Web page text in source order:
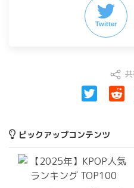
Twitter
ピックアップコンテンツ